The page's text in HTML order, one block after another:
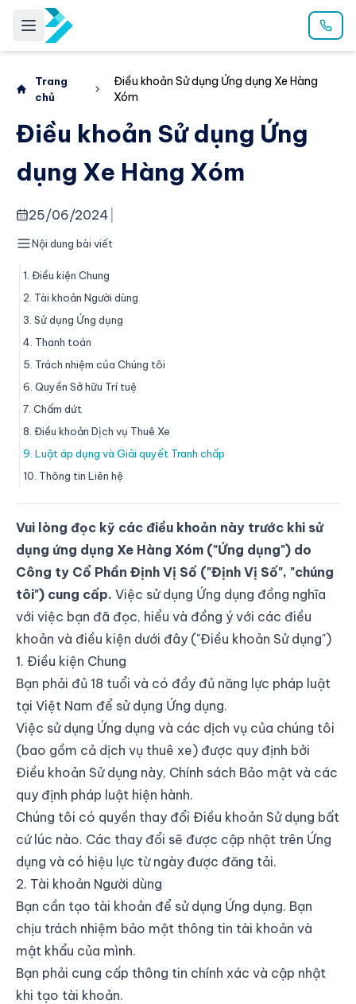
Trang
chủ
Điều khoản Sử dụng Ứng dụng Xe Hàng
Xóm
Điều khoản Sử dụng Ứng
dụng Xe Hàng Xóm
25/06/2024
Nội dung bài viết
1. Điều kiện Chung
2. Tài khoản Người dùng
3. Sử dụng Ứng dụng
4. Thanh toán
5. Trách nhiệm của Chúng tôi
6. Quyền Sở hữu Trí tuệ
7. Chấm dứt
8. Điều khoản Dịch vụ Thuê Xe
9. Luật áp dụng và Giải quyết Tranh chấp
10. Thông tin Liên hệ
Vui lòng đọc kỹ các điều khoản này trước khi sử
dụng ứng dụng Xe Hàng Xóm ("Ứng dụng") do
Công ty Cổ Phần Định Vị Số ("Định Vị Số", "chúng
tôi") cung cấp. Việc sử dụng Ứng dụng đồng nghĩa
với việc bạn đã đọc, hiểu và đồng ý với các điều
khoản và điều kiện dưới đây ("Điều khoản Sử dụng")
1. Điều kiện Chung
Bạn phải đủ 18 tuổi và có đầy đủ năng lực pháp luật
tại Việt Nam để sử dụng Ứng dụng.
Việc sử dụng Ứng dụng và các dịch vụ của chúng tôi
(bao gồm cả dịch vụ thuê xe) được quy định bởi
Điều khoản Sử dụng này, Chính sách Bảo mật và các
quy định pháp luật hiện hành.
Chúng tôi có quyền thay đổi Điều khoản Sử dụng bất
cứ lúc nào. Các thay đổi sẽ được cập nhật trên Ứng
dụng và có hiệu lực từ ngày được đăng tải.
2. Tài khoản Người dùng
Bạn cần tạo tài khoản để sử dụng Ứng dụng. Bạn
chịu trách nhiệm bảo mật thông tin tài khoản và
mật khẩu của mình.
Bạn phải cung cấp thông tin chính xác và cập nhật
khi tạo tài khoản.